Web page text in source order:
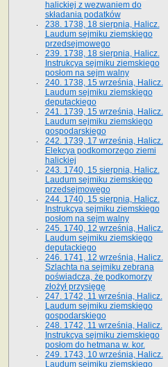
halickiej z wezwaniem do
składania podatków
238. 1738, 18 sierpnia, Halicz.
Laudum sejmiku ziemskiego
przedsejmowego
239. 1738, 18 sierpnia, Halicz.
Instrukcya sejmiku ziemskiego
posłom na sejm walny
240. 1738, 15 września, Halicz.
Laudum sejmiku ziemskiego
deputackiego
241. 1739, 15 września, Halicz.
Laudum sejmiku ziemskiego
gospodarskiego
242. 1739, 17 września, Halicz.
Elekcya podkomorzego ziemi
halickiej
243. 1740, 15 sierpnia, Halicz.
Laudum sejmiku ziemskiego
przedsejmowego
244. 1740, 15 sierpnia, Halicz.
Instrukcya sejmiku ziemskiego
posłom na sejm walny
245. 1740, 12 września, Halicz.
Laudum sejmiku ziemskiego
deputackiego
246. 1741, 12 września, Halicz.
Szlachta na sejmiku zebrana
poświadcza, że podkomorzy
złożył przysięgę
247. 1742, 11 września, Halicz.
Laudum sejmiku ziemskiego
gospodarskiego
248. 1742, 11 września, Halicz.
Instrukcya sejmiku ziemskiego
posłom do hetmana w. kor.
249. 1743, 10 września, Halicz.
Laudum sejmiku ziemskiego